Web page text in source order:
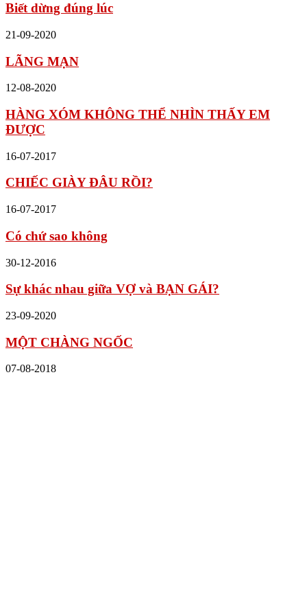
Biết dừng đúng lúc
21-09-2020
LÃNG MẠN
12-08-2020
HÀNG XÓM KHÔNG THỂ NHÌN THẤY EM
ĐƯỢC
16-07-2017
CHIẾC GIÀY ĐÂU RỒI?
16-07-2017
Có chứ sao không
30-12-2016
Sự khác nhau giữa VỢ và BẠN GÁI?
23-09-2020
MỘT CHÀNG NGỐC
07-08-2018